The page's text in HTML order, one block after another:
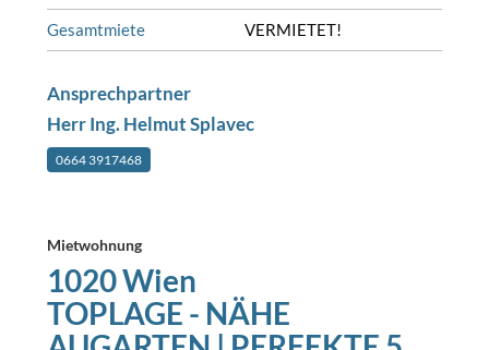
Gesamtmiete VERMIETET!
Ansprechpartner
Herr Ing. Helmut Splavec
0664 3917468
Mietwohnung
1020 Wien
TOPLAGE - NÄHE